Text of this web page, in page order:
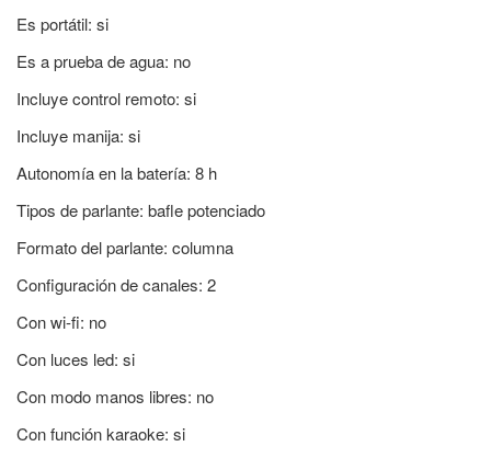
Es portátil: si
Es a prueba de agua: no
Incluye control remoto: si
Incluye manija: si
Autonomía en la batería: 8 h
Tipos de parlante: bafle potenciado
Formato del parlante: columna
Configuración de canales: 2
Con wi-fi: no
Con luces led: si
Con modo manos libres: no
Con función karaoke: si